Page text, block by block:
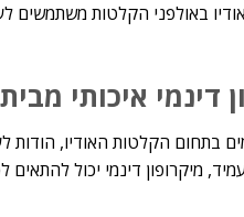
באולפני הקלטות משתמשים
דינמי איכותי
בתחום הקלטות האודיו,
מיקרופון דינמי יכול